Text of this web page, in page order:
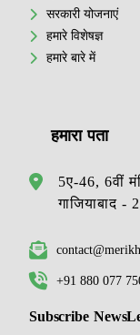
सरकारी योजनाएं
हमारे विशेषज्ञ
हमारे बारे में
हमारा पता
5ए-46, 6वीं
गाजियाबाद -
+91 880 077
Subscribe